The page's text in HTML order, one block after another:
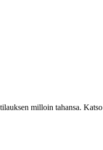
milloin tahansa. Katso